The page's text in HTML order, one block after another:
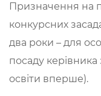
Призначення на
конкурсних
два роки – для
посаду керівника
освіти вперше).